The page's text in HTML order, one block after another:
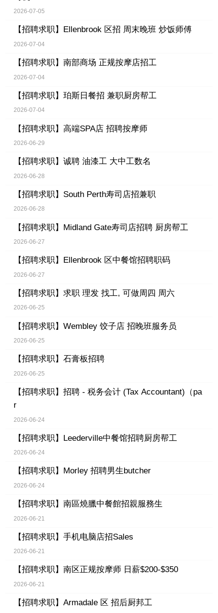
2026-07-05
【招聘求职】 Ellenbrook 区招 周末晚班 炒饭师傅
2026-07-04
【招聘求职】 南部商场 正规按摩店招工
2026-07-04
【招聘求职】 珀斯日餐招 兼职厨房帮工
2026-07-04
【招聘求职】 高端SPA店 招聘按摩师
2026-06-29
【招聘求职】 诚聘 油漆工 大中工数名
2026-06-28
【招聘求职】 South Perth寿司店招兼职
2026-06-28
【招聘求职】 Midland Gate寿司店招聘 厨房帮工
2026-06-27
【招聘求职】 Ellenbrook 区中餐馆招聘职码
2026-06-27
【招聘求职】 求职 理发 找工, 可做周四 周六
2026-06-25
【招聘求职】 Wembley 饺子店 招晚班服务员
2026-06-25
【招聘求职】 石膏板招聘
2026-06-25
【招聘求职】 招聘 - 税务会计 (Tax Accountant)（pa
r
2026-06-24
【招聘求职】 Leederville中餐馆招聘厨房帮工
2026-06-24
【招聘求职】 Morley 招聘男生butcher
2026-06-24
【招聘求职】 南區燒臘中餐館招親服務生
2026-06-21
【招聘求职】 手机电脑店招Sales
2026-06-21
【招聘求职】 南区正规按摩师 日薪$200-$350
2026-06-21
【招聘求职】 Armadale 区 招后厨邦工